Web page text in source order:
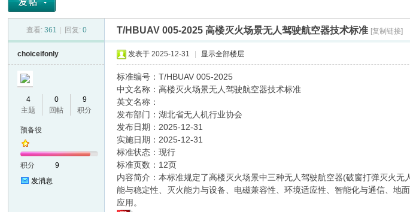
索
› ›
查看: 361 回复: 0 T/HBUAV 005-2025 高楼灭火场景无人驾驶航空器技术标准 [复制链接]
choiceifonly
4
主题
0
回帖
9
积分
预备役
积分
9
发消息
发表于 2025-12-31 显示全部楼层
标准编号：T/HBUAV 005-2025
中文名称：高楼灭火场景无人驾驶航空器技术标准
英文名称：
发布部门：湖北省无人机行业协会
发布日期：2025-12-31
实施日期：2025-12-31
标准状态：现行
标准页数：12页
内容简介：本标准规定了高楼灭火场景中三种无人驾驶航空器(破窗打弹灭火
能与稳定性、灭火能力与设备、电磁兼容性、环境适应性、智能化与通信、地
应用。